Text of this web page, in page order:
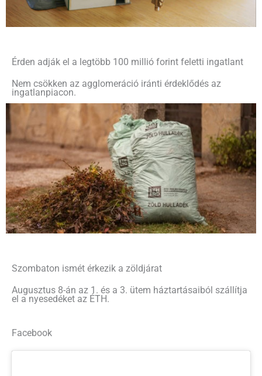
Érden adják el a legtöbb 100 millió forint feletti ingatlant
Nem csökken az agglomeráció iránti érdeklődés az
ingatlanpiacon.
Szombaton ismét érkezik a zöldjárat
Augusztus 8-án az 1. és a 3. ütem háztartásaiból szállítja
el a nyesedéket az ÉTH.
Facebook